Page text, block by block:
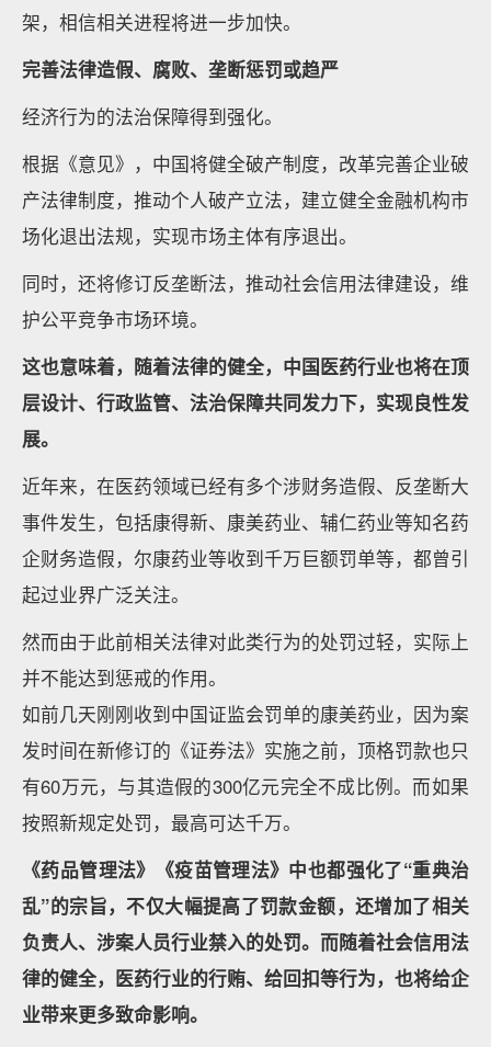
架，相信相关进程将进一步加快。
完善法律造假、腐败、垄断惩罚或趋严
经济行为的法治保障得到强化。
根据《意见》，中国将健全破产制度，改革完善企业破
产法律制度，推动个人破产立法，建立健全金融机构市
场化退出法规，实现市场主体有序退出。
同时，还将修订反垄断法，推动社会信用法律建设，维
护公平竞争市场环境。
这也意味着，随着法律的健全，中国医药行业也将在顶
层设计、行政监管、法治保障共同发力下，实现良性发
展。
近年来，在医药领域已经有多个涉财务造假、反垄断大
事件发生，包括康得新、康美药业、辅仁药业等知名药
企财务造假，尔康药业等收到千万巨额罚单等，都曾引
起过业界广泛关注。
然而由于此前相关法律对此类行为的处罚过轻，实际上
并不能达到惩戒的作用。
如前几天刚刚收到中国证监会罚单的康美药业，因为案
发时间在新修订的《证券法》实施之前，顶格罚款也只
有60万元，与其造假的300亿元完全不成比例。而如果
按照新规定处罚，最高可达千万。
《药品管理法》《疫苗管理法》中也都强化了“重典治
乱”的宗旨，不仅大幅提高了罚款金额，还增加了相关
负责人、涉案人员行业禁入的处罚。而随着社会信用法
律的健全，医药行业的行贿、给回扣等行为，也将给企
业带来更多致命影响。